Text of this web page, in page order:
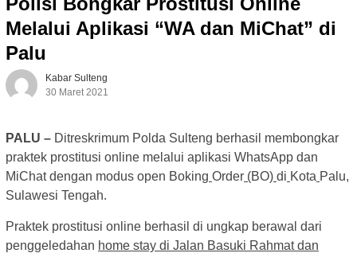
Melalui Aplikasi “WA dan MiChat” di
Palu
Kabar Sulteng
30 Maret 2021
PALU – Ditreskrimum Polda Sulteng berhasil membongkar
praktek prostitusi online melalui aplikasi WhatsApp dan
MiChat dengan modus open Boking Order (BO) di Kota Palu,
Sulawesi Tengah.
Praktek prostitusi online berhasil di ungkap berawal dari
penggeledahan home stay di Jalan Basuki Rahmat dan